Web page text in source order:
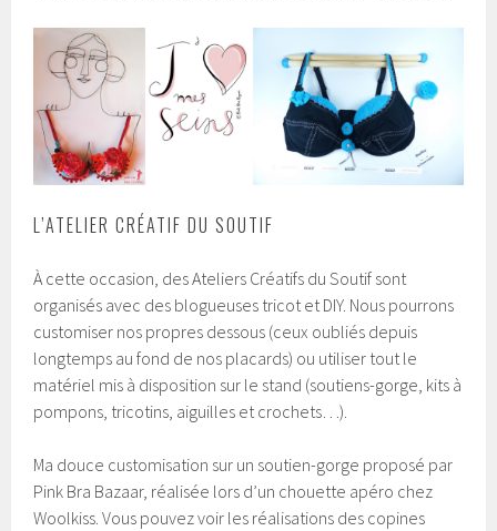
L’ATELIER CRÉATIF DU SOUTIF
À cette occasion, des Ateliers Créatifs du Soutif sont
organisés avec des blogueuses tricot et DIY. Nous pourrons
customiser nos propres dessous (ceux oubliés depuis
longtemps au fond de nos placards) ou utiliser tout le
matériel mis à disposition sur le stand (soutiens-gorge, kits à
pompons, tricotins, aiguilles et crochets…).
Ma douce customisation sur un soutien-gorge proposé par
Pink Bra Bazaar, réalisée lors d’un chouette apéro chez
Woolkiss. Vous pouvez voir les réalisations des copines